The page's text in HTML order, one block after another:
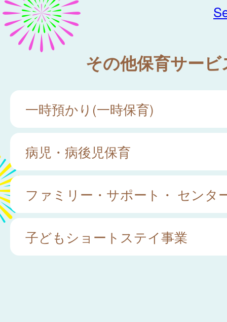
その他保育サービ
一時預かり(一時保育)
病児・病後児保育
ファミリー・サポート・ センタ
子どもショートステイ事業